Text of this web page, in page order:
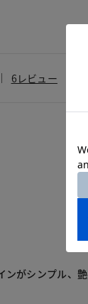
6レビュー
がシンプル、